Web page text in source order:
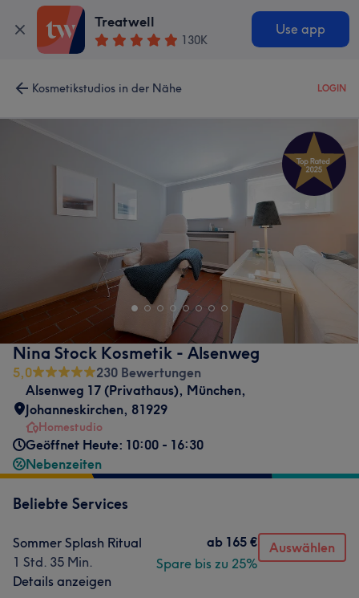
Treatwell
130K
Use app
Kosmetikstudios in der Nähe LOGIN
Nina Stock Kosmetik - Alsenweg
5,0
230 Bewertungen
Alsenweg 17 (Privathaus), München,
Johanneskirchen, 81929
Homestudio
Geöffnet Heute: 10:00 - 16:30
Nebenzeiten
Beliebte Services
Sommer Splash Ritual
1 Std. 35 Min.
Details anzeigen
ab 165 €
Spare bis zu 25%
Auswählen